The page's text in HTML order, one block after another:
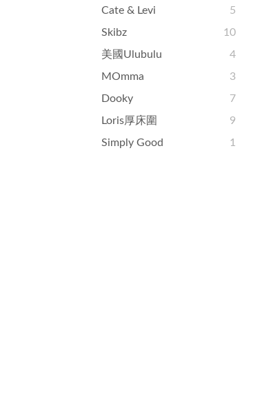
Cate & Levi
5
Skibz
10
美國ulubulu
4
MOmma
3
Dooky
7
Loris厚床圍
9
Simply Good
1